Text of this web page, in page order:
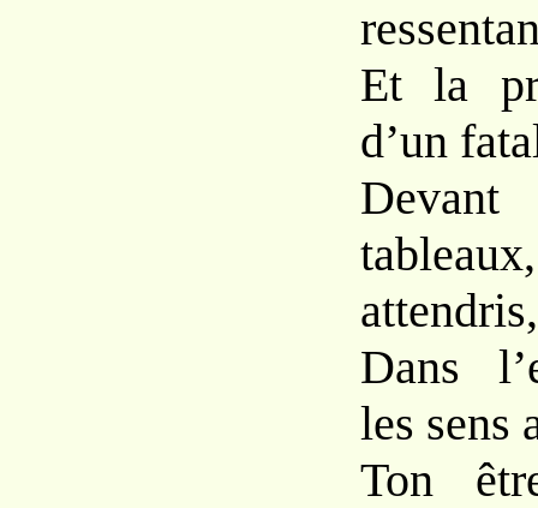
Et la
d’un
attendris,
Dans
les sens
Ton